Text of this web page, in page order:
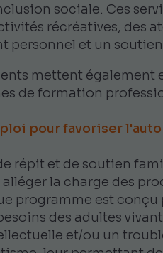
sociale. Ces
récréatives, des
personnel et un
mettent également
de formation
pour favoriser
répit et de soutien
la charge des
programme est conçu
des adultes
et/ou un